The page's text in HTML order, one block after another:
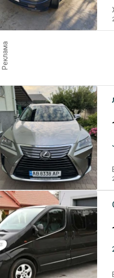
Реклама